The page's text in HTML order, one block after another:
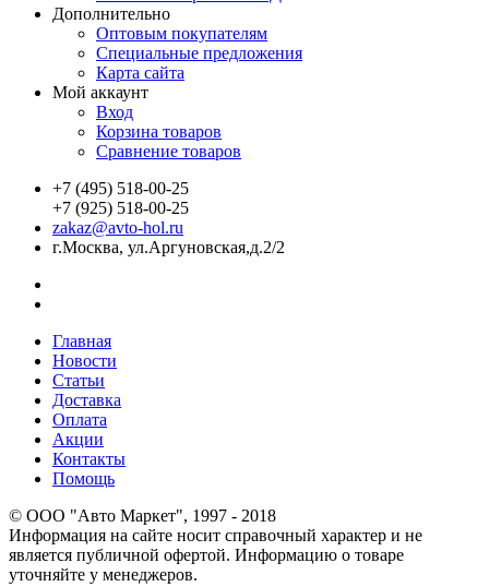
Дополнительно
Оптовым покупателям
Специальные предложения
Карта сайта
Мой аккаунт
Вход
Корзина товаров
Сравнение товаров
+7 (495) 518-00-25
+7 (925) 518-00-25
zakaz@avto-hol.ru
г.Москва, ул.Аргуновская,д.2/2
Главная
Новости
Статьи
Доставка
Оплата
Акции
Контакты
Помощь
© OOO "Авто Маркет", 1997 - 2018
Информация на сайте носит справочный характер и не
является публичной офертой. Информацию о товаре
уточняйте у менеджеров.